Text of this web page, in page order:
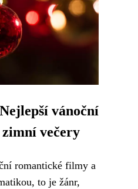
vánoční
večery
romantické filmy a
to je žánr,